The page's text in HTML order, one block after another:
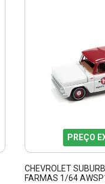
PREÇO
CHEVROLET
FARMAS 1/64